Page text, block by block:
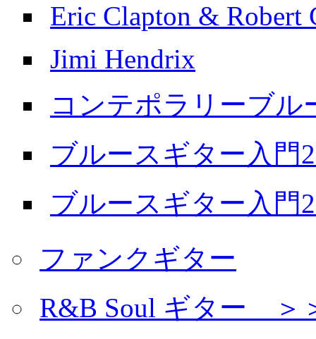
Eric Clapton & Robert
Jimi Hendrix
コンテポラリーブル
ブルースギター入門
ブルースギター入門
ファンクギター
R&B Soul ギター ＞